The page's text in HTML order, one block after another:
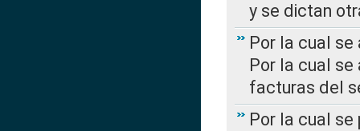
y se dictan
Por la cual se
Por la cual
facturas del
Por la cual